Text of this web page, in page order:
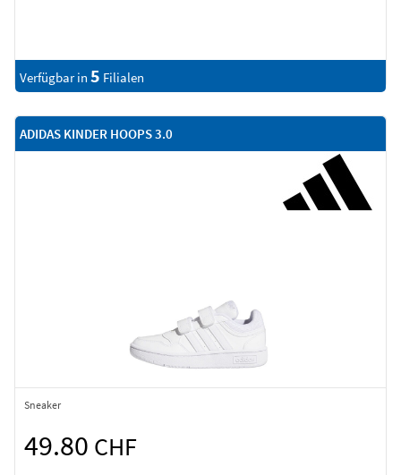
Verfügbar in 5 Filialen
ADIDAS KINDER HOOPS 3.0
Sneaker
49.80 CHF